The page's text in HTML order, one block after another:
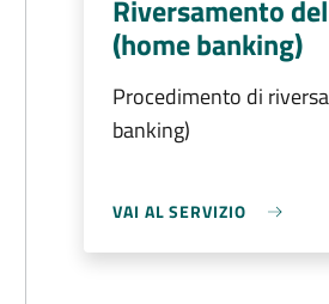
Riversamento
(home banking)
Procedimento di
banking)
VAI AL SERVIZIO